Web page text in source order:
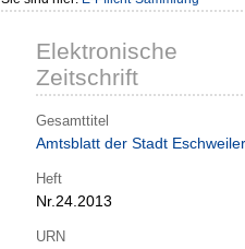
Elektronische
Zeitschrift
Gesamttitel
Amtsblatt der Stadt Eschweiler
Heft
Nr.24.2013
URN